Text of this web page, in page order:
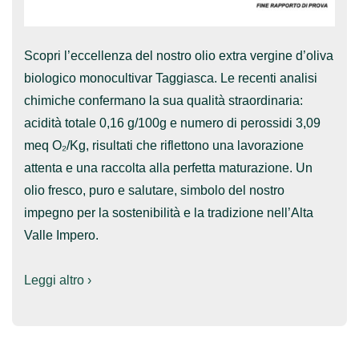
Scopri l’eccellenza del nostro olio extra vergine d’oliva
biologico monocultivar Taggiasca. Le recenti analisi
chimiche confermano la sua qualità straordinaria:
acidità totale 0,16 g/100g e numero di perossidi 3,09
meq O₂/Kg, risultati che riflettono una lavorazione
attenta e una raccolta alla perfetta maturazione. Un
olio fresco, puro e salutare, simbolo del nostro
impegno per la sostenibilità e la tradizione nell’Alta
Valle Impero.
Leggi altro ›